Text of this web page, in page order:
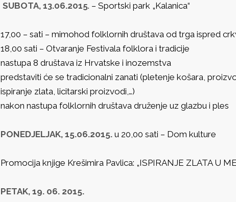
SUBOTA, 13.06.2015. – Sportski park „Kalanica“
17,00 – sati – mimohod folklornih društava od trga ispred
18,00 sati – Otvaranje Festivala folklora i tradicije
nastupa 8 društava iz Hrvatske i inozemstva
predstaviti će se tradicionalni zanati (pletenje košara,
ispiranje zlata, licitarski proizvodi,…)
nakon nastupa folklornih društava druženje uz glazbu i ples
PONEDJELJAK, 15.06.2015.u 20,00 sati – Dom kulture
Promocija knjige Krešimira Pavlica: „ISPIRANJE ZLATA U
PETAK, 19. 06. 2015.